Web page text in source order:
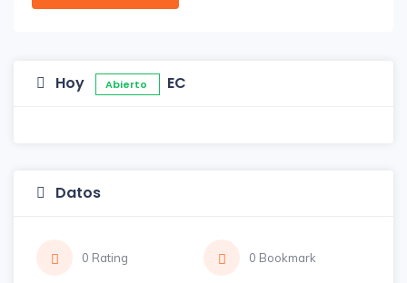
Hoy Abierto EC
Datos
0 Rating 0 Bookmark